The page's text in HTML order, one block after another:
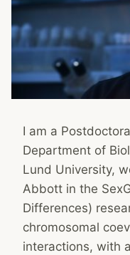
I am a
Department of
Lund University,
Abbott in the
Differences)
chromosomal
interactions, with